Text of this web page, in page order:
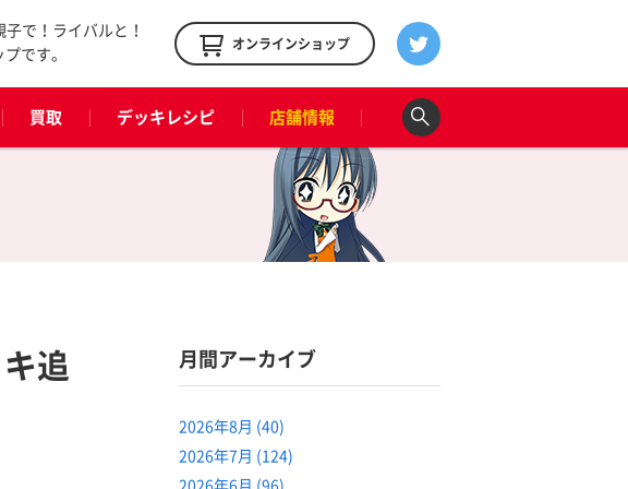
で！ライバルと！
です。
オンラインショップ
買取 デッキレシピ 店舗情報
追
月間アーカイブ
2026年8月 (40)
2026年7月 (124)
2026年6月 (96)